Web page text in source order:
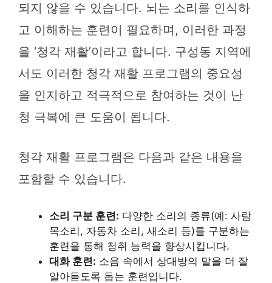
되지 않을 수 있습니다. 뇌는 소리를 인식하
고 이해하는 훈련이 필요하며, 이러한 과정
을 ‘청각 재활’이라고 합니다. 구성동 지역에
서도 이러한 청각 재활 프로그램의 중요성
을 인지하고 적극적으로 참여하는 것이 난
청 극복에 큰 도움이 됩니다.
청각 재활 프로그램은 다음과 같은 내용을
포함할 수 있습니다.
소리 구분 훈련: 다양한 소리의 종류(예: 사람
목소리, 자동차 소리, 새소리 등)를 구분하는
훈련을 통해 청취 능력을 향상시킵니다.
대화 훈련: 소음 속에서 상대방의 말을 더 잘
알아듣도록 돕는 훈련입니다.